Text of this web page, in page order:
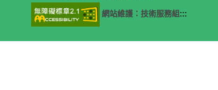
網站維護：技術服務組 :::